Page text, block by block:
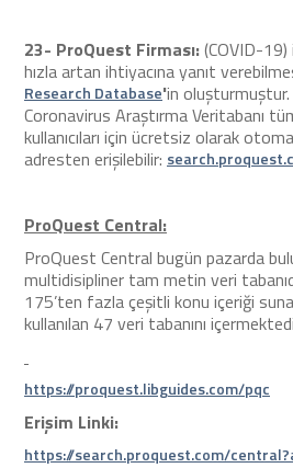
23- ProQuest Firması:(COVID-
hızla artan ihtiyacına yanıt
Research Database'in oluşturmuştur.
Coronavirus Araştırma Veritabanı
kullanıcıları için ücretsiz olarak
adresten erişilebilir:
ProQuest Central:
ProQuest Central bugün pazarda
multidisipliner tam metin veri
175’ten fazla çeşitli konu içeriği
kullanılan 47 veri tabanını
https://proquest.libguides.com/pqc
Erişim Linki:
https://search.proquest.com/